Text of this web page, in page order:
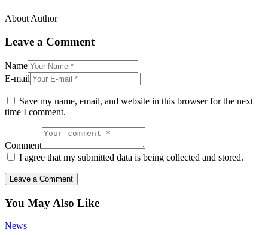
About Author
Leave a Comment
Name
E-mail
Save my name, email, and website in this browser for the next
time I comment.
Comment
I agree that my submitted data is being collected and stored.
You May Also Like
News